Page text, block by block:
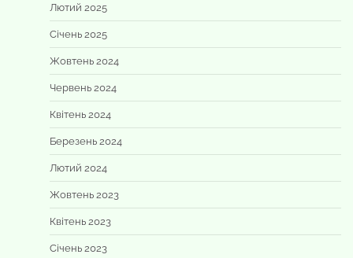
Лютий 2025
Січень 2025
Жовтень 2024
Червень 2024
Квітень 2024
Березень 2024
Лютий 2024
Жовтень 2023
Квітень 2023
Січень 2023